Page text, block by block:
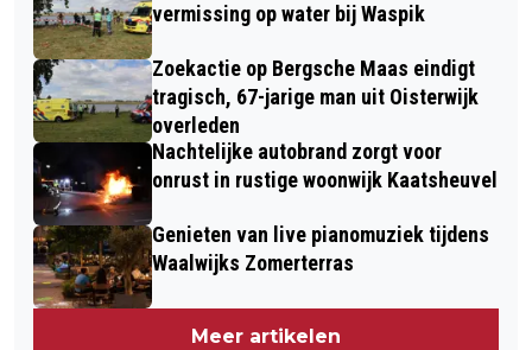
vermissing op water bij Waspik
Zoekactie op Bergsche Maas eindigt
tragisch, 67-jarige man uit Oisterwijk
overleden
Nachtelijke autobrand zorgt voor
onrust in rustige woonwijk Kaatsheuvel
Genieten van live pianomuziek tijdens
Waalwijks Zomerterras
Meer artikelen